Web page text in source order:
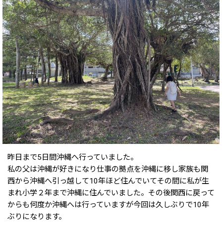
昨日まで5日間沖縄へ行っていました。
私の父は沖縄が好きになり仕事の拠点を沖縄に移し家族も関
西から沖縄へ引っ越して10年ほど住んでいてその間に私が生
まれ小学２年まで沖縄に住んでいました。その後関西に戻って
からも何度か沖縄へは行っていますが今回は久しぶりで10年
ぶりになります。